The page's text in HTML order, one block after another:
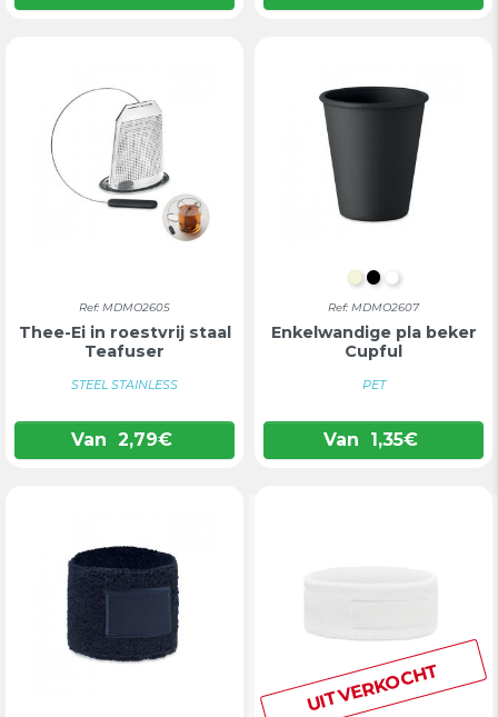
Ref: MDMO2605
Thee-Ei in roestvrij staal
Teafuser
STEEL STAINLESS
Van 2,79€
BEIGE
ZWART
WIT
Ref: MDMO2607
Enkelwandige pla beker
Cupful
PET
Van 1,35€
UITVERKOCHT